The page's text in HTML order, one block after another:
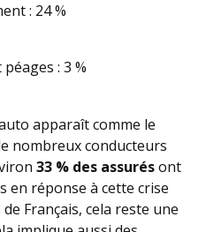
: 24 %
: 3 %
apparaît comme le
nombreux conducteurs
33 % des assurésont
en réponse à cette crise
Français, cela reste une